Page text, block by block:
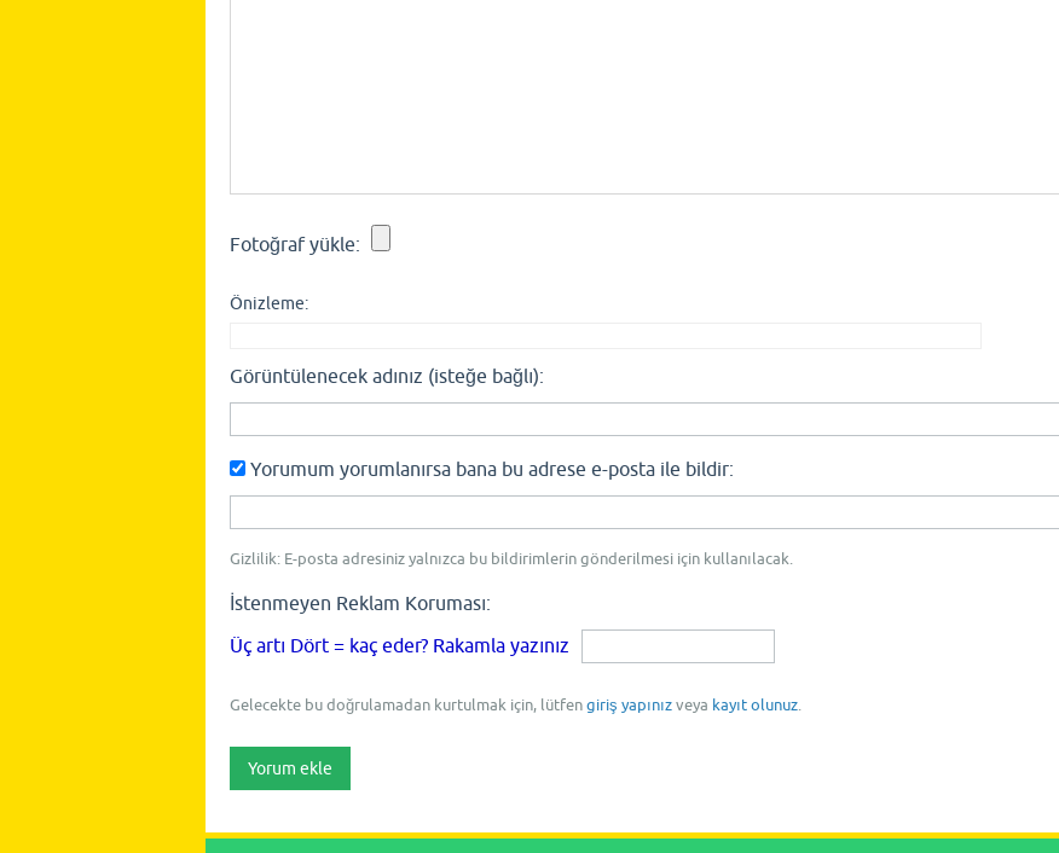
Fotoğraf yükle:
Önizleme:
Görüntülenecek adınız (isteğe bağlı):
Yorumum yorumlanırsa bana bu adrese e-posta ile bildir:
Gizlilik: E-posta adresiniz yalnızca bu bildirimlerin gönderilmesi için kullanılacak.
İstenmeyen Reklam Koruması:
Üç artı Dört = kaç eder? Rakamla yazınız
Gelecekte bu doğrulamadan kurtulmak için, lütfen giriş yapınız veya kayıt olunuz.